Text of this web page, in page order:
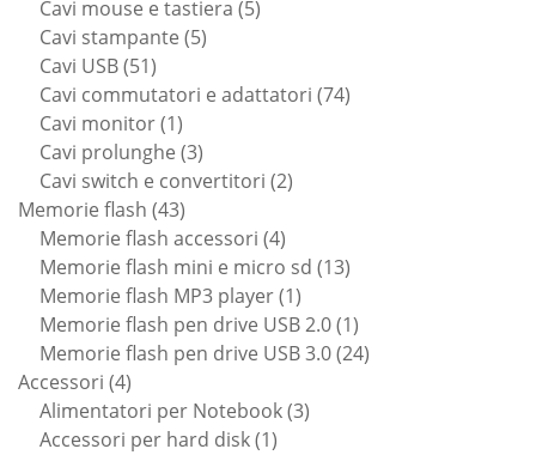
Cavi mouse e tastiera 55
Cavi stampante 55
Cavi USB 5151
prodotti
Cavi commutatori e adattatori 7474
Cavi monitor 11
prodotto
Cavi prolunghe 33
prodotti
Cavi switch e convertitori 22
Memorie flash 4343
prodotti
Memorie flash accessori 44
prodotti
Memorie flash mini e micro sd 1313
Memorie flash MP3 player 11
prodotto
Memorie flash pen drive USB 2.0 11
prodotto
Memorie flash pen drive USB 3.0 2424
Accessori 44
prodotti
Alimentatori per Notebook 33
Accessori per hard disk 11